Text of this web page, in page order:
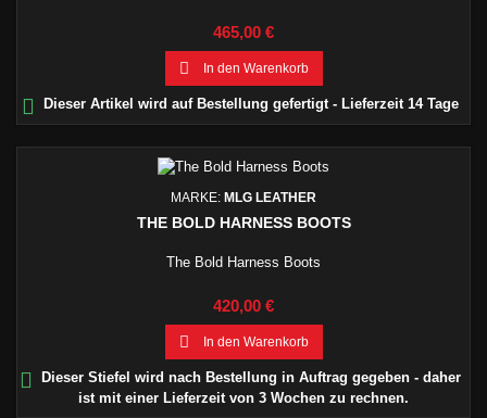
Preis
465,00 €
 In den Warenkorb
 Dieser Artikel wird auf Bestellung gefertigt - Lieferzeit 14 Tage
MARKE: MLG LEATHER
THE BOLD HARNESS BOOTS
The Bold Harness Boots
Preis
420,00 €
 In den Warenkorb

Dieser Stiefel wird nach Bestellung in Auftrag gegeben - daher
ist mit einer Lieferzeit von 3 Wochen zu rechnen.